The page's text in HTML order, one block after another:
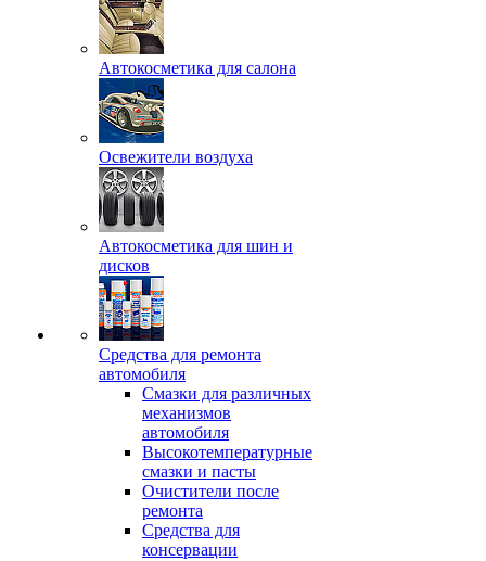
Автокосметика для салона
Освежители воздуха
Автокосметика для шин и
дисков
Средства для ремонта
автомобиля
Смазки для различных
механизмов
автомобиля
Высокотемпературные
смазки и пасты
Очистители после
ремонта
Средства для
консервации